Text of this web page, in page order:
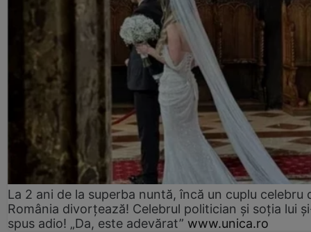
La 2 ani de la superba nuntă, încă un cuplu celebru
România divorțează! Celebrul politician și soția lui
spus adio! „Da, este adevărat” www.unica.ro